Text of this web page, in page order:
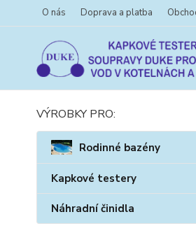
O nás Doprava a platba
VÝROBKY PRO:
Rodinné bazény
Kapkové testery
Náhradní činidla